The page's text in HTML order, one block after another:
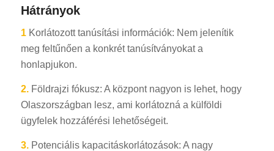
Hátrányok
1 Korlátozott tanúsítási információk: Nem jelenítik
meg feltűnően a konkrét tanúsítványokat a
honlapjukon.
2.Földrajzi fókusz: A központ nagyon is lehet, hogy
Olaszországban lesz, ami korlátozná a külföldi
ügyfelek hozzáférési lehetőségeit.
3.Potenciális kapacitáskorlátozások: A nagy